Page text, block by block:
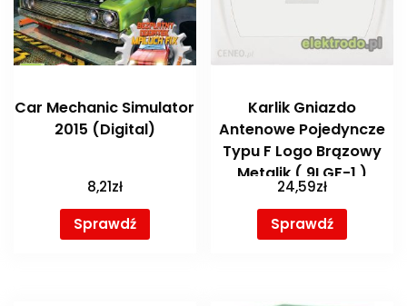
Car Mechanic Simulator
2015 (Digital)
8,21zł
Sprawdź
Karlik Gniazdo
Antenowe Pojedyncze
Typu F Logo Brązowy
Metalik ( 9LGF-1 )
24,59zł
Sprawdź